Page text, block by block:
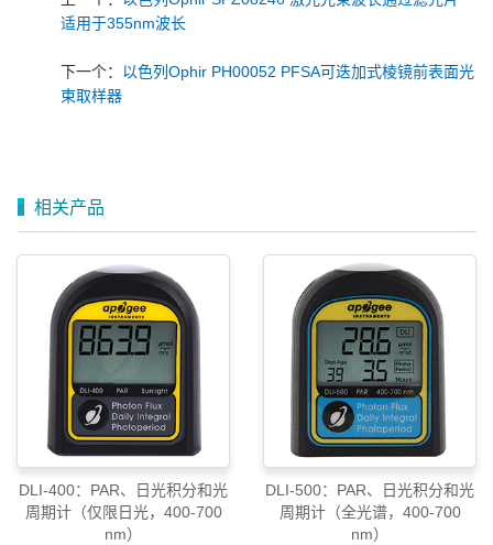
适用于355nm波长
下一个： 以色列Ophir PH00052 PFSA可迭加式棱镜前表面光
束取样器
相关产品
DLI-400：PAR、日光积分和光
周期计（仅限日光，400-700
nm）
DLI-500：PAR、日光积分和光
周期计（全光谱，400-700
nm）